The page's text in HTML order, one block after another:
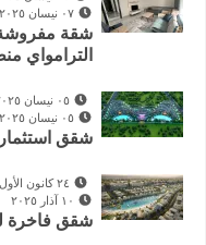
شقة مفروشة
الترامواي
شقق
شقق فاخرة